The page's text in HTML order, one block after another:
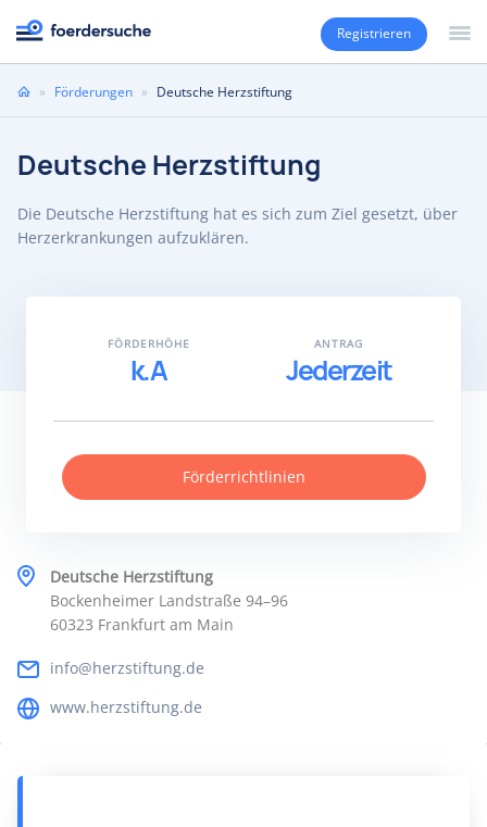
Registrieren
Sie» Förderungen » Deutsche Herzstiftung
Deutsche Herzstiftung
Die Deutsche Herzstiftung hat es sich zum Ziel gesetzt, über
Herzerkrankungen aufzuklären.
Deutsche Herzstiftung
Bockenheimer Landstraße 94–96
60323 Frankfurt am Main
info@herzstiftung.de
www.herzstiftung.de
FÖRDERHÖHE
k.A
ANTRAG
Jederzeit
Förderrichtlinien